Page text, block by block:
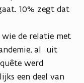
10% zegt dat
de relatie met
al uit
werd
een deel van